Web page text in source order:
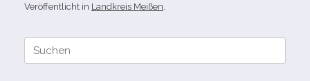
Veröffentlicht in Landkreis Meißen
Suche